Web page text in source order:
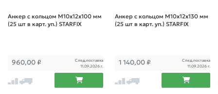
Анкер с кольцом М10х12х100 мм
(25 шт в карт. уп.) STARFIX
960,00 ₽
След.поставка
11.09.2026 г.
Анкер с кольцом М10х12х130 мм
(25 шт в карт. уп.) STARFIX
1 140,00 ₽
След.поставка
11.09.2026 г.